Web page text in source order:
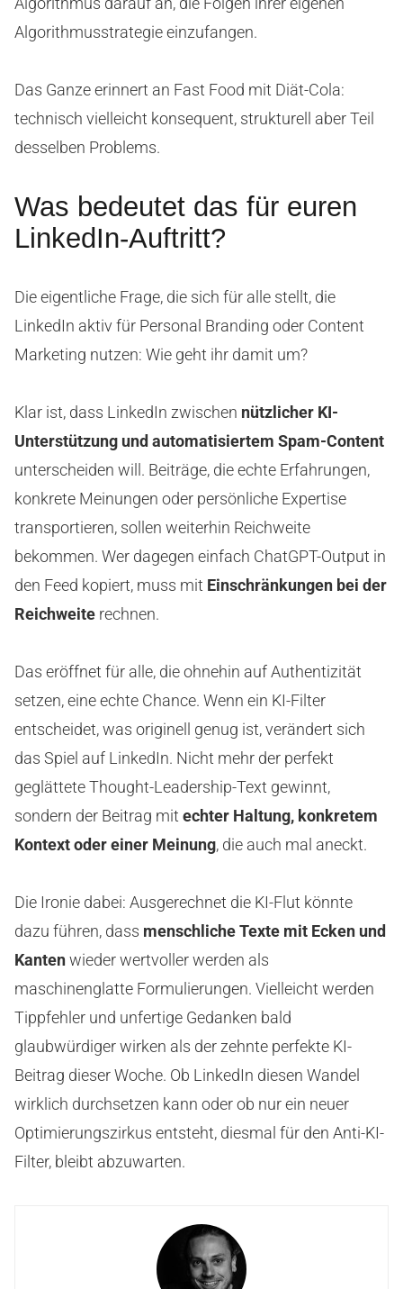
Algorithmusstrategie einzufangen.
Das Ganze erinnert an Fast Food mit Diät-Cola:
technisch vielleicht konsequent, strukturell aber Teil
desselben Problems.
Was bedeutet das für euren
LinkedIn-Auftritt?
Die eigentliche Frage, die sich für alle stellt, die
LinkedIn aktiv für Personal Branding oder Content
Marketing nutzen: Wie geht ihr damit um?
Klar ist, dass LinkedIn zwischen nützlicher KI-
Unterstützung und automatisiertem Spam-Content
unterscheiden will. Beiträge, die echte Erfahrungen,
konkrete Meinungen oder persönliche Expertise
transportieren, sollen weiterhin Reichweite
bekommen. Wer dagegen einfach ChatGPT-Output in
den Feed kopiert, muss mit Einschränkungen bei der
Reichweite rechnen.
Das eröffnet für alle, die ohnehin auf Authentizität
setzen, eine echte Chance. Wenn ein KI-Filter
entscheidet, was originell genug ist, verändert sich
das Spiel auf LinkedIn. Nicht mehr der perfekt
geglättete Thought-Leadership-Text gewinnt,
sondern der Beitrag mit echter Haltung, konkretem
Kontext oder einer Meinung, die auch mal aneckt.
Die Ironie dabei: Ausgerechnet die KI-Flut könnte
dazu führen, dass menschliche Texte mit Ecken und
Kantenwieder wertvoller werden als
maschinenglatte Formulierungen. Vielleicht werden
Tippfehler und unfertige Gedanken bald
glaubwürdiger wirken als der zehnte perfekte KI-
Beitrag dieser Woche. Ob LinkedIn diesen Wandel
wirklich durchsetzen kann oder ob nur ein neuer
Optimierungszirkus entsteht, diesmal für den Anti-KI-
Filter, bleibt abzuwarten.